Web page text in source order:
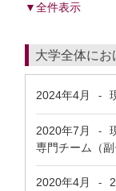
▼全件表示
大学全体に
2024年4月 -
2020年7月 -
専門チーム（副
2020年4月 -